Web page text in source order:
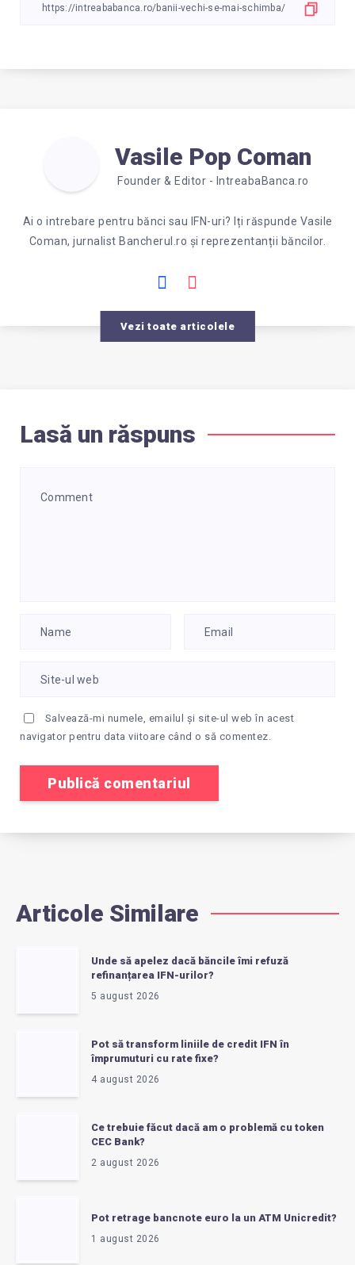
Vasile Pop Coman
Founder & Editor - IntreabaBanca.ro
Ai o intrebare pentru bănci sau IFN-uri? Iți răspunde Vasile
Coman, jurnalist Bancherul.ro și reprezentanții băncilor.
Vezi toate articolele
Lasă un răspuns
Salvează-mi numele, emailul și site-ul web în acest
navigator pentru data viitoare când o să comentez.
Articole Similare
Unde să apelez dacă băncile îmi refuză
refinanțarea IFN-urilor?
5 august 2026
Pot să transform liniile de credit IFN în
împrumuturi cu rate fixe?
4 august 2026
Ce trebuie făcut dacă am o problemă cu token
CEC Bank?
2 august 2026
Pot retrage bancnote euro la un ATM Unicredit?
1 august 2026